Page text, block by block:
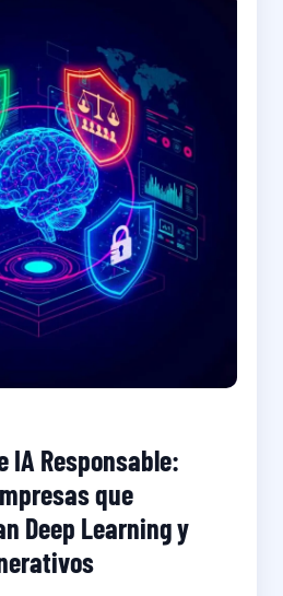
IA Responsable:
que
Deep Learning y